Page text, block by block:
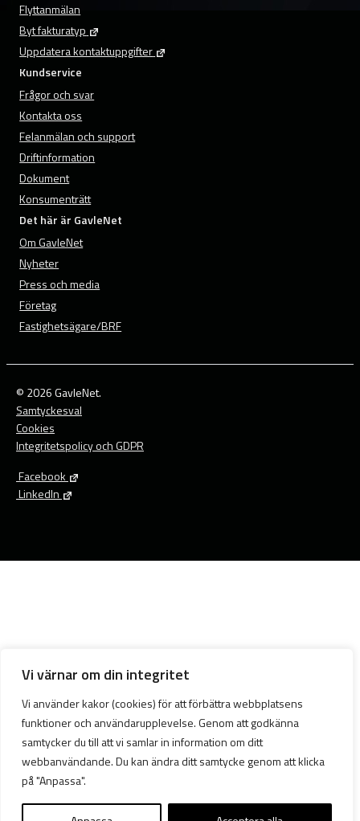
Vi värnar om din integritet
Vi använder kakor (cookies) för att förbättra webbplatsens
funktioner och användarupplevelse. Genom att godkänna
samtycker du till att vi samlar in information om ditt
webbanvändande. Du kan ändra ditt samtycke genom att klicka
på "Anpassa".
Flyttanmälan
Byt fakturatyp
Uppdatera kontaktuppgifter
Kundservice
Frågor och svar
Kontakta oss
Felanmälan och support
Driftinformation
Dokument
Konsumenträtt
Det här är GavleNet
Om GavleNet
Nyheter
Press och media
Företag
Fastighetsägare/BRF
© 2026 GavleNet.
Samtyckesval
Cookies
Integritetspolicy och GDPR
Facebook
LinkedIn